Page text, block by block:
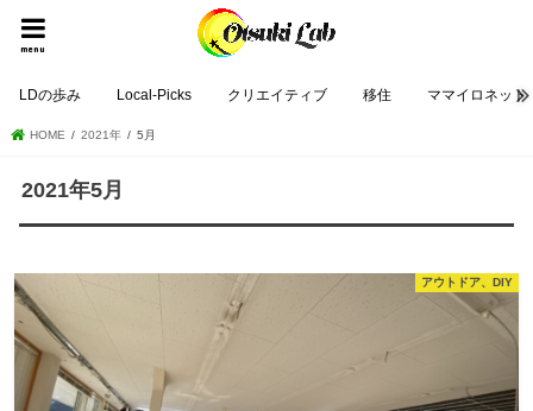
menu
LDの歩み Local-Picks クリエイティブ 移住 ママイロネット
HOME 2021年 5月
2021年5月
アウトドア、DIY